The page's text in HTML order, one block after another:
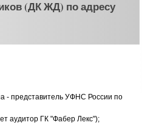
(ДК ЖД) по адресу
- представитель УФНС России по
аудитор ГК "Фабер Лекс");